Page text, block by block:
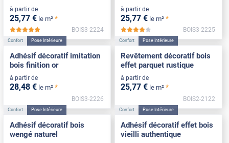
à partir de
25,77 € le m² *
*****
BOIS3-2224
à partir de
25,77 € le m² *
*****
BOIS3-2225
Confort Pose Intérieure
Adhésif décoratif imitation
bois finition or
à partir de
28,48 € le m² *
BOIS3-2226
Confort Pose Intérieure
Revêtement décoratif bois
effet parquet rustique
à partir de
25,77 € le m² *
BOIS2-2122
Confort Pose Intérieure
Adhésif décoratif bois
wengé naturel
Confort Pose Intérieure
Adhésif décoratif effet bois
vieilli authentique